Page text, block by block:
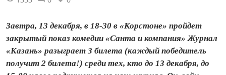
Завтра, 13 декабря, в 18-30 в «Корстоне» пройдет
закрытый показ комедии «Санта и компания» Журнал
«Казань» разыграет 3 билета (каждый победитель
получит 2 билета!) среди тех, кто до 13 декабря, до